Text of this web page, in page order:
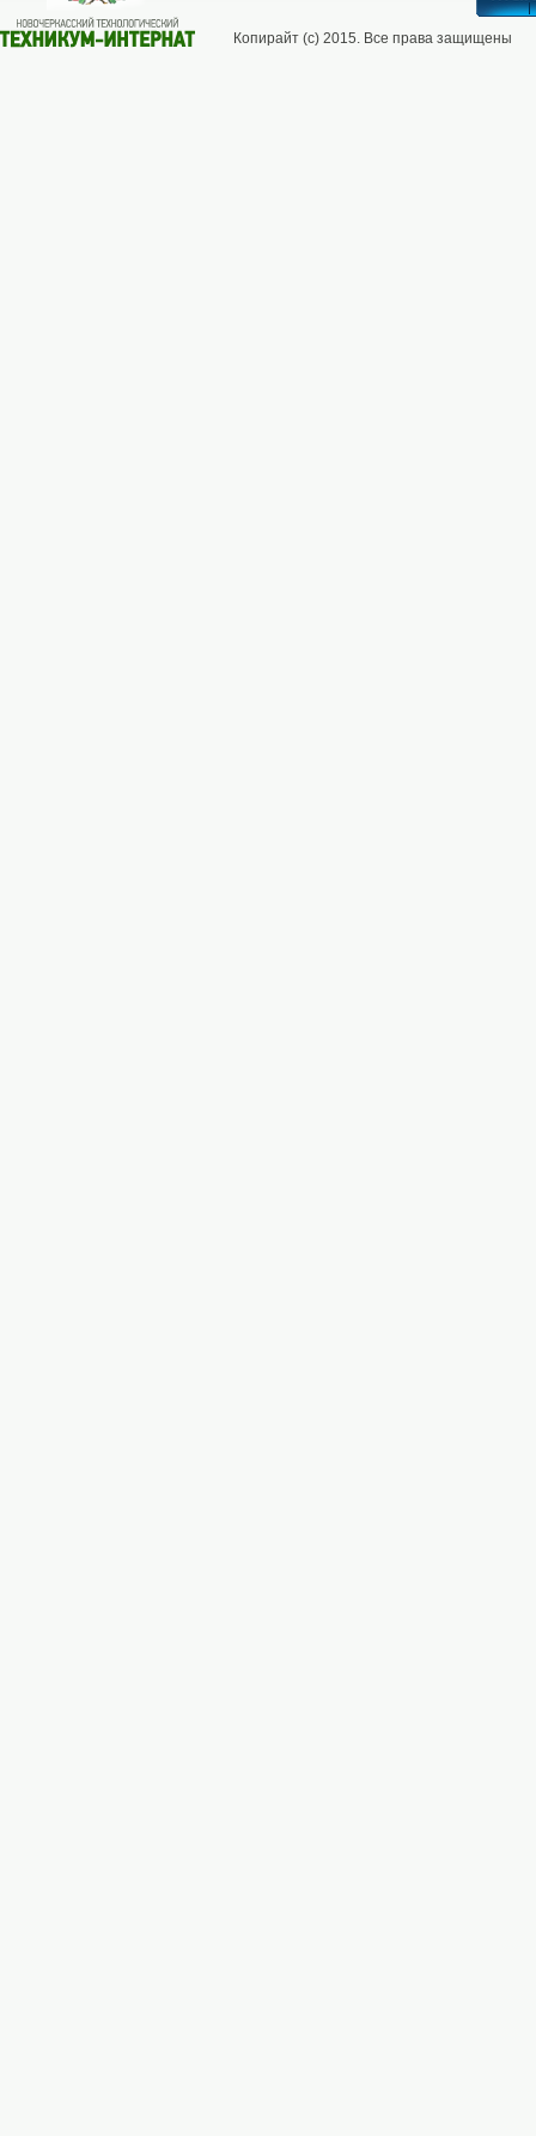
Копирайт (с) 2015. Все права защищены